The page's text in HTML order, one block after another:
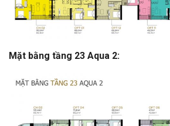
Mặt bằng tầng 23 Aqua 2: